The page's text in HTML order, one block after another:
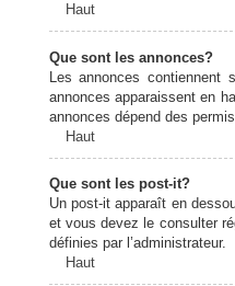
Haut
Que sont les annonces?
Les annonces contiennent
annonces apparaissent en
annonces dépend des
Haut
Que sont les post-it?
Un post-it apparaît en
et vous devez le consulter
définies par l’administrateur.
Haut